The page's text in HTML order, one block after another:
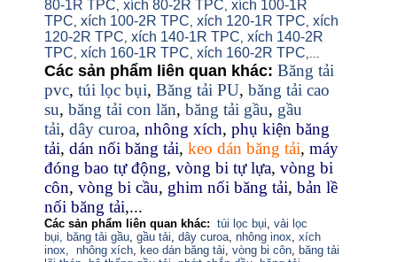
80-1R TPC, xích 80-2R TPC, xích 100-1R
TPC, xích 100-2R TPC, xích 120-1R TPC, xích
120-2R TPC, xích 140-1R TPC, xích 140-2R
TPC, xích 160-1R TPC, xích 160-2R TPC,...
Các sản phẩm liên quan khác: Băng tải
pvc, túi lọc bụi, Băng tải PU, băng tải cao
su, băng tải con lăn, băng tải gầu, gầu
tải, dây curoa, nhông xích, phụ kiện băng
tải, dán nối băng tải, keo dán băng tải, máy
đóng bao tự động, vòng bi tự lựa, vòng bi
côn, vòng bi cầu, ghim nối băng tải, bản lề
nối băng tải,...
Các sản phẩm liên quan khác: túi lọc bụi, vải lọc
bụi, băng tải gầu, gầu tải, dây curoa, nhông inox, xích
inox, nhông xích, keo dán băng tải, vòng bi côn, băng tải